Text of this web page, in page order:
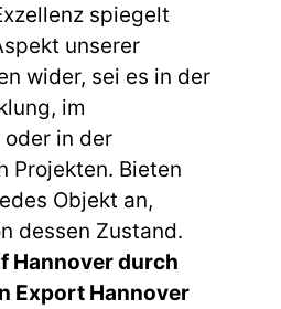
spiegelt
unserer
wider, sei es in der
im
oder in der
Projekten. Bieten
Objekt an,
dessen Zustand.
Hannover durch
Export Hannover